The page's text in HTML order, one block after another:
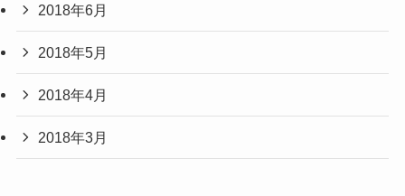
2018年6月
2018年5月
2018年4月
2018年3月